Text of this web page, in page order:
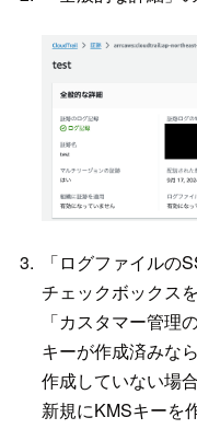
「ログファイルの
チェックボックス
「カスタマー管理
キーが作成済みな
作成していない場
新規にKMSキーを